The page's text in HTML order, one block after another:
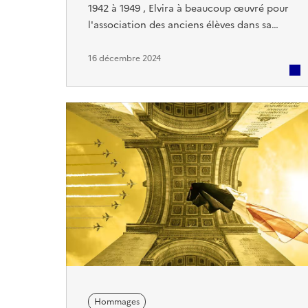
1942 à 1949 , Elvira à beaucoup œuvré pour
l'association des anciens élèves dans sa
régionales pendant de nombreuses
l'AEPA. Toutes nos condoléances et notre
amitié à son fils Philippe.
16 décembre 2024
Hommages